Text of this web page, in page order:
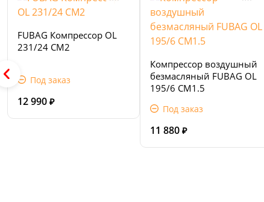
FUBAG Компрессор OL
231/24 CM2
Под заказ
12 990 ₽
Компрессор воздушный
безмасляный FUBAG OL
195/6 CM1.5
Под заказ
11 880 ₽